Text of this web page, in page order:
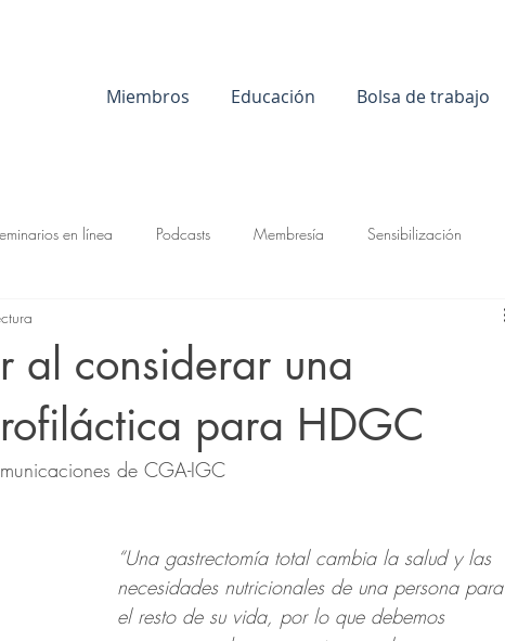
Miembros Educación Bolsa de trabajo
en línea Podcasts Membresía Sensibilización
al considerar una
para HDGC
de CGA-IGC
“Una gastrectomía total cambia la salud y las
necesidades nutricionales de una persona para
el resto de su vida, por lo que debemos